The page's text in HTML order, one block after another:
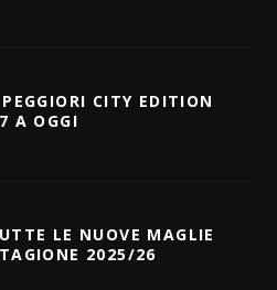
CITY EDITION
A OGGI
LE NUOVE MAGLIE
2025/26